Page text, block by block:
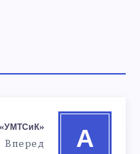
А
Вперед